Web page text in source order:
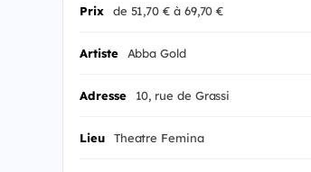
Prix de 51,70 € à 69,70 €
Artiste Abba Gold
Adresse 10, rue de Grassi
Lieu Theatre Femina